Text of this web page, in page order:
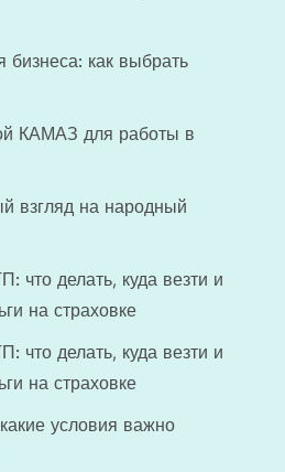
как выбрать
КАМАЗ для работы в
взгляд на народный
что делать, куда везти и
на страховке
что делать, куда везти и
на страховке
условия важно